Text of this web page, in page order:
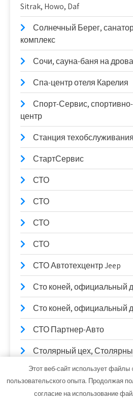
Sitrak, Howo, Daf
Солнечный Берег,
комплекс
Сочи, сауна-баня на
Спа-центр отеля Карелия
Спорт-Сервис,
центр
Станция техобслуживания
СтартСервис
СТО
СТО
СТО
СТО
СТО Автотехцентр Jeep
Сто коней, официальный
Сто коней, официальный
СТО Партнер-Авто
Столярный цех,
Сулак, гостиничный
Сывлах, Баня №2
Этот веб-сайт использует
пользовательского опыта. Продолжая
согласие на использование